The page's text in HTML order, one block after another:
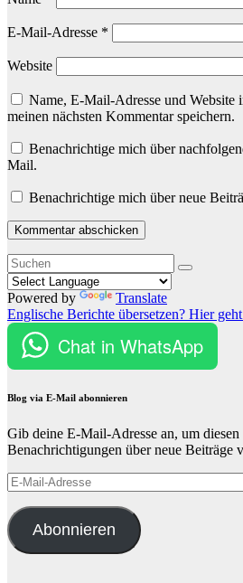
E-Mail-Adresse *
Website
Name, E-Mail-Adresse und Website
meinen nächsten Kommentar speichern.
Benachrichtige mich über
Mail.
Benachrichtige mich über neue
Powered by
Translate
Englische Berichte übersetzen? Hier
Chat in WhatsApp
Blog via E-Mail abonnieren
Gib deine E-Mail-Adresse an, um
Benachrichtigungen über neue Beiträge
E-
Mail-
Adresse
Abonnieren